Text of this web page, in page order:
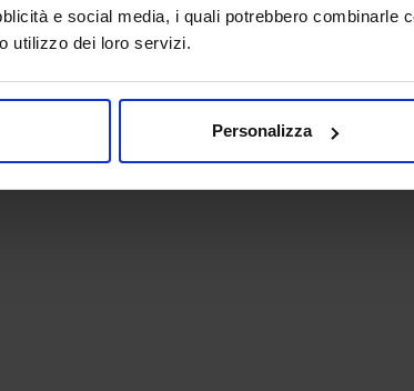
e social media, i quali potrebbero combinarle
utilizzo dei loro servizi.
Personalizza
- P.IVA 06382730155 - C.F. 02213830371